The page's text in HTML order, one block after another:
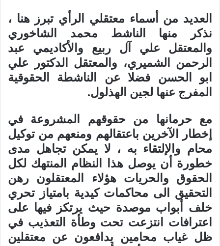
العديد من أسماء معتقلي الرأي تبرز هنا ،
نذكر منها الناشط محمد الشاخوري
والمعتقل علي آل ربيع والأكاديمي عبد
الرحمن الشميري، والمعتقل الدكتور علي
ابو الحسن فضلا عن الناشطة الحقوقية
المفرج عنها لجين الهذلول.
مع حرمانها من حقوقهم المشروعة في
إخطار الآخرين باعتقالهم ومنعهم من توكيل
محام والإلتقاء به ، لا يمكن تجاهل مدى
خطورة أن يوصل هذا النظام المنتهك لكل
الحقوق والحريات هؤلاء المعتقلون رهن
التحقيق الى محاكمات كيدية بامتياز تحري
خلف أبواب موصدة حيث يرتكز فيها على
اعترافات انتزعت تحت وطأة التعذيب في
ظل غياب محامين يدافعون عن معتقلين